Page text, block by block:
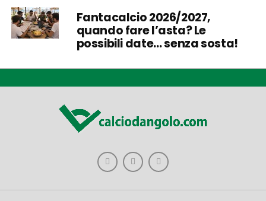
Fantacalcio 2026/2027,
quando fare l’asta? Le
possibili date… senza sosta!